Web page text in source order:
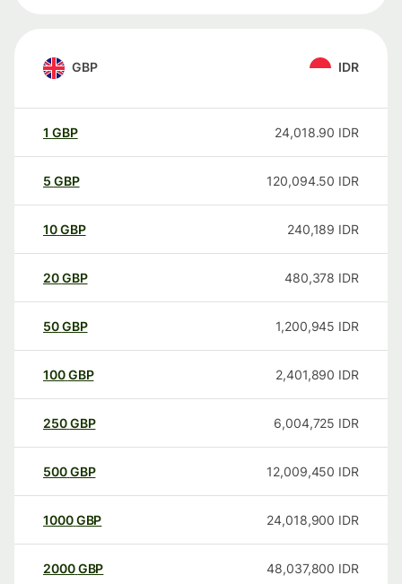
GBP IDR
1 GBP 24,018.90 IDR
5 GBP 120,094.50 IDR
10GBP 240,189 IDR
20GBP 480,378 IDR
50GBP 1,200,945 IDR
100GBP 2,401,890 IDR
250GBP 6,004,725 IDR
500GBP 12,009,450 IDR
1000GBP 24,018,900 IDR
2000GBP 48,037,800 IDR